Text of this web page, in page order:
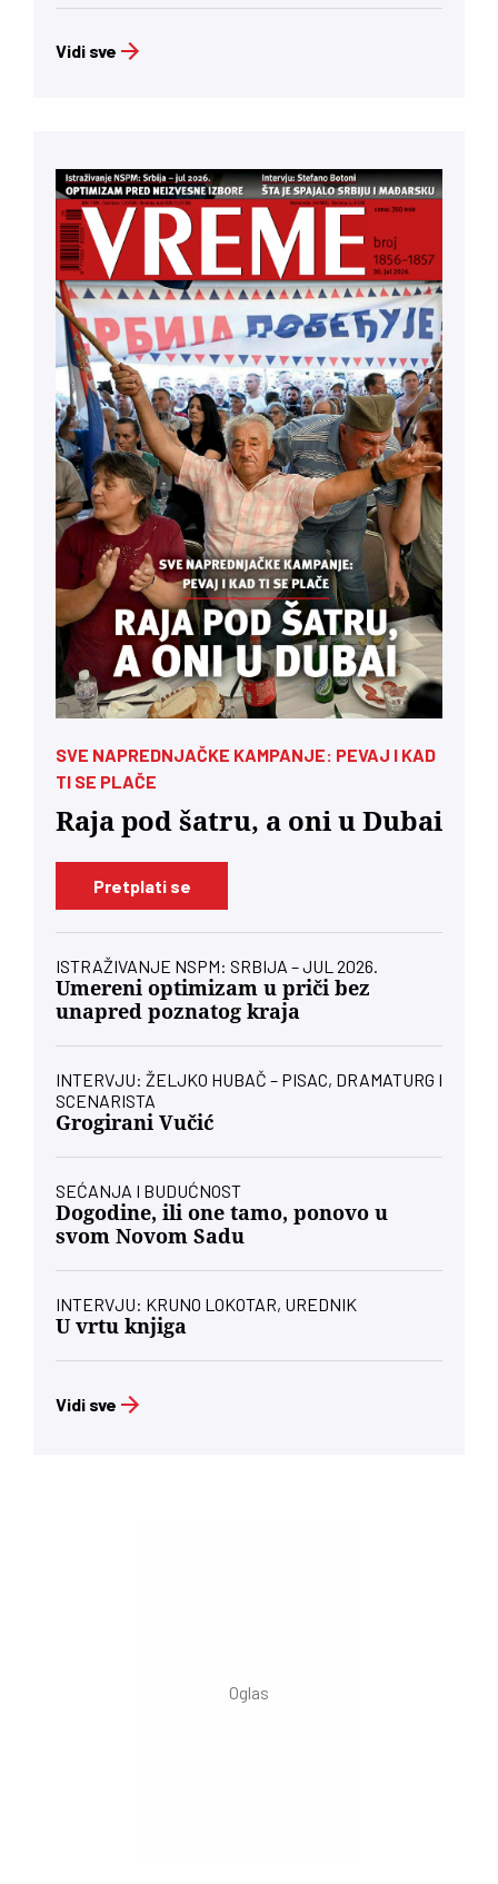
Vidi sve
SVE NAPREDNJAČKE KAMPANJE: PEVAJ I KAD
TI SE PLAČE
Raja pod šatru, a oni u Dubai
Pretplati se
ISTRAŽIVANJE NSPM: SRBIJA – JUL 2026.
Umereni optimizam u priči bez
unapred poznatog kraja
INTERVJU: ŽELJKO HUBAČ – PISAC, DRAMATURG I
SCENARISTA
Grogirani Vučić
SEĆANJA I BUDUĆNOST
Dogodine, ili one tamo, ponovo u
svom Novom Sadu
INTERVJU: KRUNO LOKOTAR, UREDNIK
U vrtu knjiga
Vidi sve